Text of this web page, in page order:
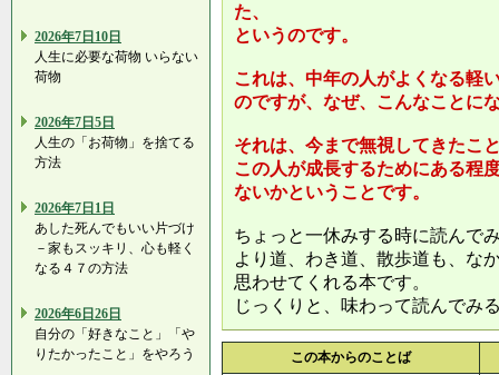
2026年7日10日
人生に必要な荷物 いらない
荷物
2026年7日5日
人生の「お荷物」を捨てる
方法
2026年7日1日
あした死んでもいい片づけ
－家もスッキリ、心も軽く
なる４７の方法
2026年6日26日
自分の「好きなこと」「や
りたかったこと」をやろう
た、
というのです。
これは、中年の人がよくなる軽
のですが、なぜ、こんなことに
それは、今まで無視してきたこ
この人が成長するためにある程
ないかということです。
ちょっと一休みする時に読んで
より道、わき道、散歩道も、な
思わせてくれる本です。
じっくりと、味わって読んでみ
この本からのことば